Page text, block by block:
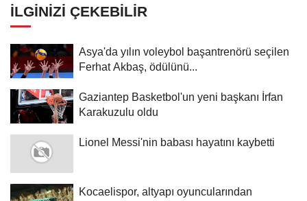
İLGINIZI ÇEKEBILIR
Asya'da yılın voleybol başantrenörü seçilen
Ferhat Akbaş, ödülünü...
Gaziantep Basketbol'un yeni başkanı İrfan
Karakuzulu oldu
Lionel Messi'nin babası hayatını kaybetti
Kocaelispor, altyapı oyuncularından